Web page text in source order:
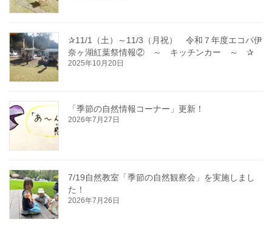
✰11/1（土）～11/3（月祝） 令和７年度エコパ伊
奈ヶ湖紅葉祭情報② ～ キッチンカー ～ ✰
2025年10月20日
「季節の自然情報コーナー」更新！
2026年7月27日
7/19自然教室「季節の自然観察会」を実施しまし
た！
2026年7月26日